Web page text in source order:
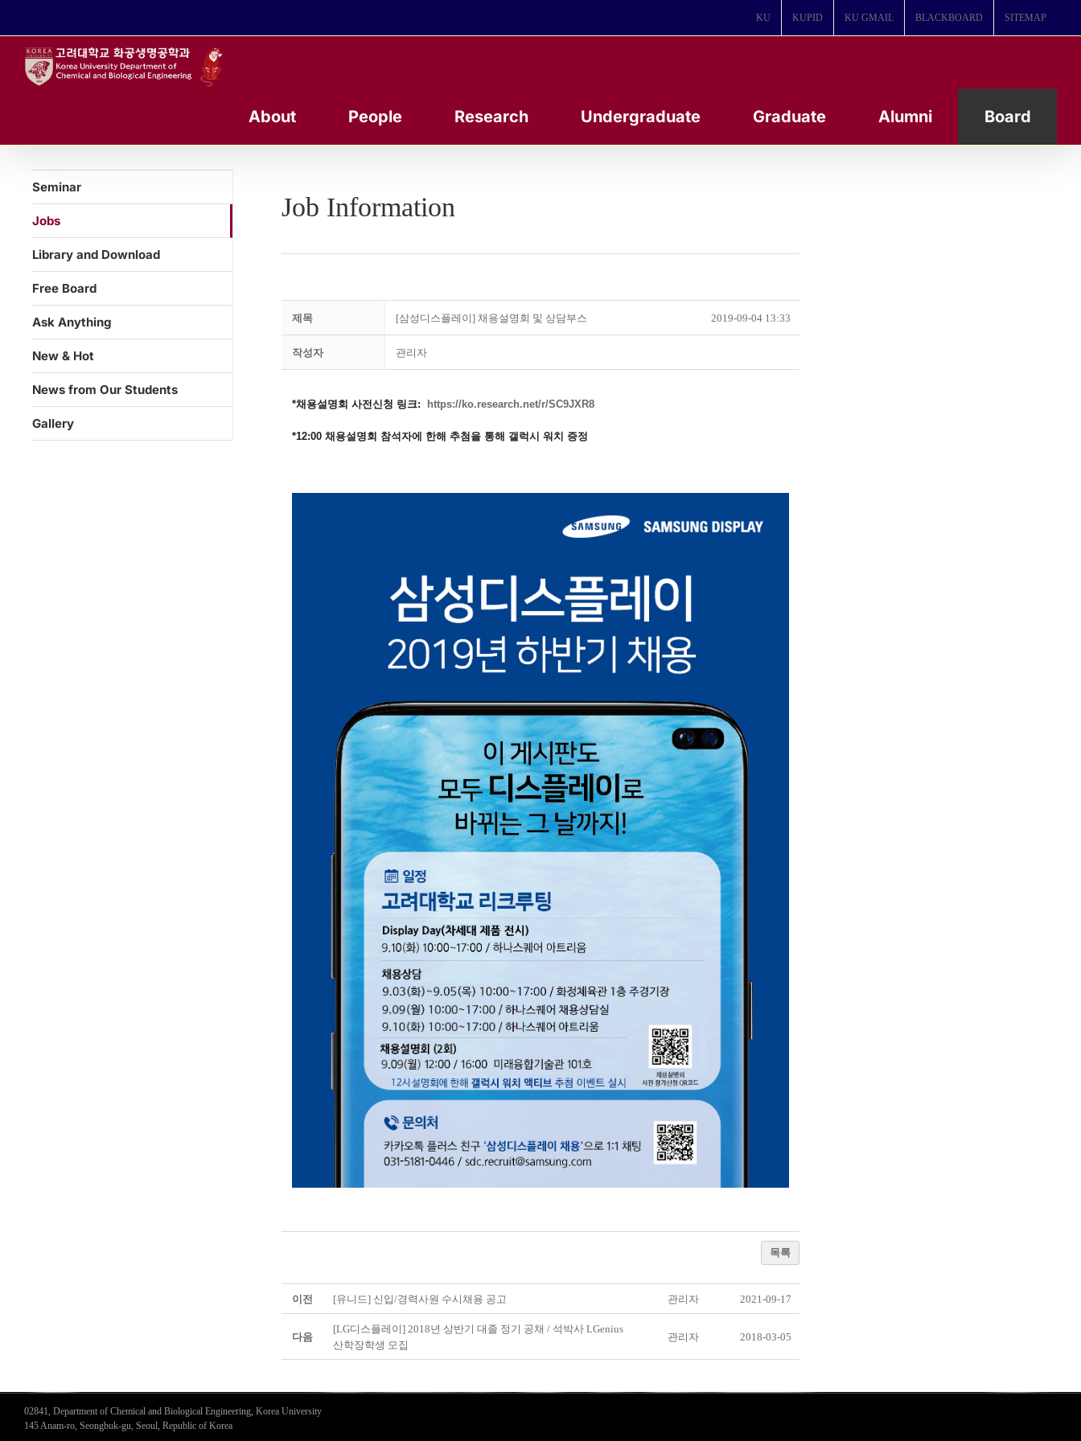
KU KUPID KU GMAIL BLACKBOARD SITEMAP
About People Research Undergraduate Graduate Alumni Board
Job Information
제목 [삼성디스플레이] 채용설명회 및 상담부스 2019-09-04 13:33
작성자 관리자
*채용설명회 사전신청 링크: https://ko.research.net/r/SC9JXR8
*12:00 채용설명회 참석자에 한해 추첨을 통해 갤럭시 워치 증정
목록
이전 [유니드] 신입/경력사원 수시채용 공고 관리자 2021-09-17
다음
[LG디스플레이] 2018년 상반기 대졸 정기 공채 / 석박사 LGenius
산학장학생 모집
관리자 2018-03-05
Seminar
Jobs
Library and Download
Free Board
Ask Anything
New & Hot
News from Our Students
Gallery
02841, Department of Chemical and Biological Engineering, Korea University
145 Anam-ro, Seongbuk-gu, Seoul, Republic of Korea